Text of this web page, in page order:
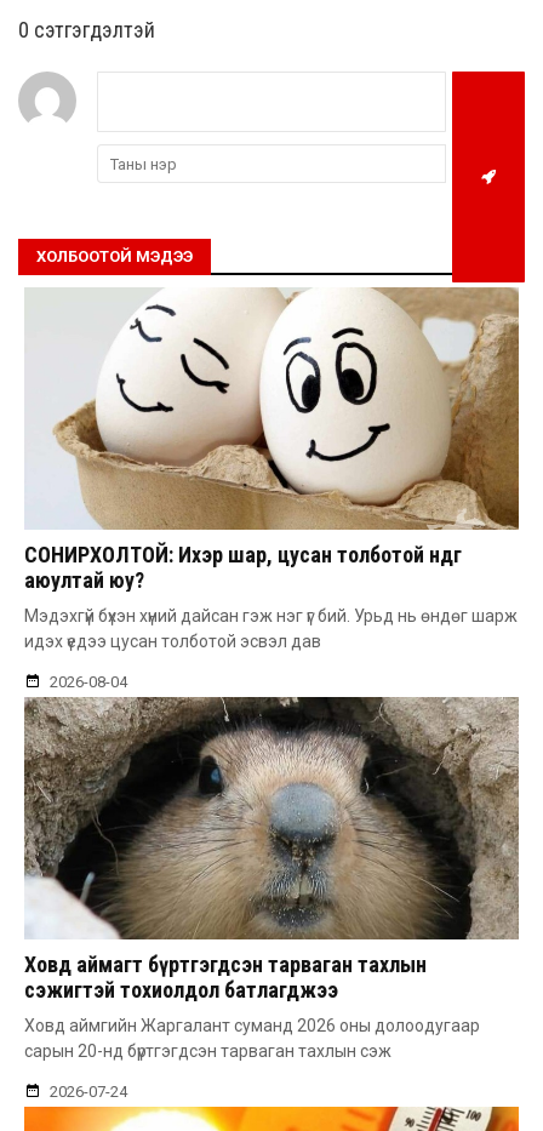
0 cэтгэгдэлтэй
ХОЛБООТОЙ МЭДЭЭ
СОНИРХОЛТОЙ: Ихэр шар, цусан толботой өндөг
аюултай юу?
Мэдэхгүй бүхэн хүний дайсан гэж нэг үг бий. Урьд нь өндөг шарж
идэх үедээ цусан толботой эсвэл дав
2026-08-04
Ховд аймагт бүртгэгдсэн тарваган тахлын
сэжигтэй тохиолдол батлагджээ
Ховд аймгийн Жаргалант суманд 2026 оны долоодугаар
сарын 20-нд бүртгэгдсэн тарваган тахлын сэж
2026-07-24